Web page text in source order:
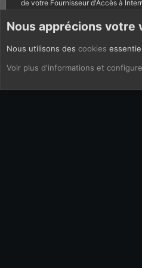
de votre Fournisseur d'Accès à
CoOkies Français
Nous apprécions votre
Nous utilisons des cookies
Voir plus d'informations et